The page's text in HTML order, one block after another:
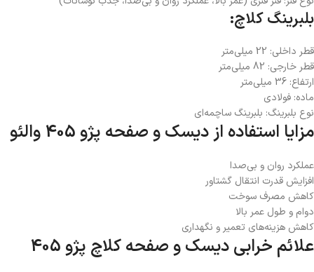
بلبرینگ کلاچ:
قطر داخلی: 22 میلی‌متر
قطر خارجی: 82 میلی‌متر
ارتفاع: 36 میلی‌متر
ماده: فولادی
نوع بلبرینگ: بلبرینگ ساچمه‌ای
مزایا استفاده از دیسک و صفحه پژو 405 والئو
عملکرد روان و بی‌صدا
افزایش قدرت انتقال گشتاور
کاهش مصرف سوخت
دوام و طول عمر بالا
کاهش هزینه‌های تعمیر و نگهداری
علائم خرابی دیسک و صفحه کلاچ پژو 405